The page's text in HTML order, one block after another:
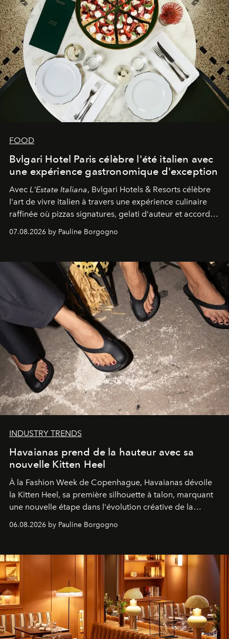
FOOD
Bvlgari Hotel Paris célèbre l'été italien avec
une expérience gastronomique d'exception
Avec L'Estate Italiana, Bvlgari Hotels & Resorts célèbre
l'art de vivre italien à travers une expérience culinaire
raffinée où pizzas signatures, gelati d'auteur et accords
d'exception composent un véritable voyage sensoriel.
07.08.2026 by Pauline Borgogno
INDUSTRY TRENDS
Havaianas prend de la hauteur avec sa
nouvelle Kitten Heel
À la Fashion Week de Copenhague, Havaianas dévoile
la Kitten Heel, sa première silhouette à talon, marquant
une nouvelle étape dans l'évolution créative de la
06.08.2026 by Pauline Borgogno